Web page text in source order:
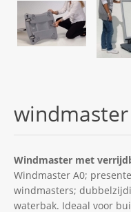
windmaster
Windmaster met
Windmaster A0;
windmasters;
waterbak. Ideaal voor